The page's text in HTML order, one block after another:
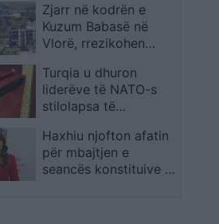
Zjarr në kodrën e
Kuzum Babasë në
Vlorë, rrezikohen
Turqia u dhuron
liderëve të NATO-s
stilolapsa të
nga samiti
Haxhiu njofton afatin
për mbajtjen e
seancës konstituive të